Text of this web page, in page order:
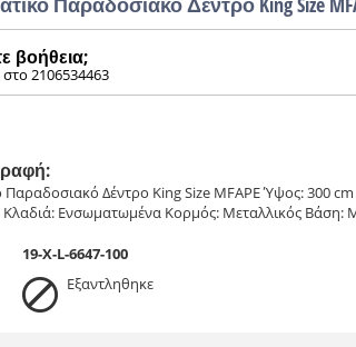
βοήθεια;
2106534463
Παραδοσιακό Δέντρο King Size MFAPE Ύψος: 300
Ενσωματωμένα Κορμός: Μεταλλικός Βάση:
19-X-L-6647-100
Εξαντληθηκε